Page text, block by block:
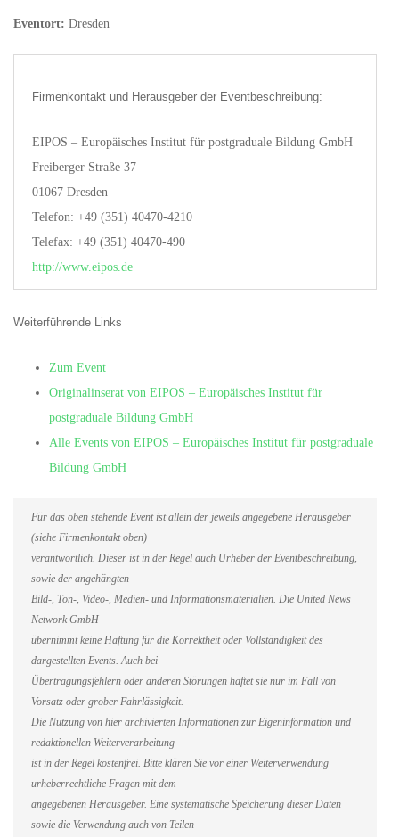
Eventort: Dresden
Firmenkontakt und Herausgeber der Eventbeschreibung:
EIPOS – Europäisches Institut für postgraduale Bildung GmbH
Freiberger Straße 37
01067 Dresden
Telefon: +49 (351) 40470-4210
Telefax: +49 (351) 40470-490
http://www.eipos.de
Weiterführende Links
Zum Event
Originalinserat von EIPOS – Europäisches Institut für
postgraduale Bildung GmbH
Alle Events von EIPOS – Europäisches Institut für postgraduale
Bildung GmbH
Für das oben stehende Event ist allein der jeweils angegebene Herausgeber
(siehe Firmenkontakt oben)
verantwortlich. Dieser ist in der Regel auch Urheber der Eventbeschreibung,
sowie der angehängten
Bild-, Ton-, Video-, Medien- und Informationsmaterialien. Die United News
Network GmbH
übernimmt keine Haftung für die Korrektheit oder Vollständigkeit des
dargestellten Events. Auch bei
Übertragungsfehlern oder anderen Störungen haftet sie nur im Fall von
Vorsatz oder grober Fahrlässigkeit.
Die Nutzung von hier archivierten Informationen zur Eigeninformation und
redaktionellen Weiterverarbeitung
ist in der Regel kostenfrei. Bitte klären Sie vor einer Weiterverwendung
urheberrechtliche Fragen mit dem
angegebenen Herausgeber. Eine systematische Speicherung dieser Daten
sowie die Verwendung auch von Teilen